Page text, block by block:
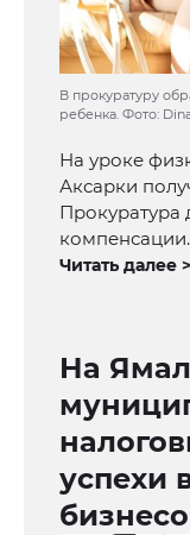
В прокуратуру
ребенка. Фото:
На уроке
Аксарки
Прокуратура
компенсации.
Читать далее >
На
успехи